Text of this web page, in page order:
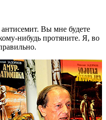
Вы мне будете
нибудь протяните. Я, во